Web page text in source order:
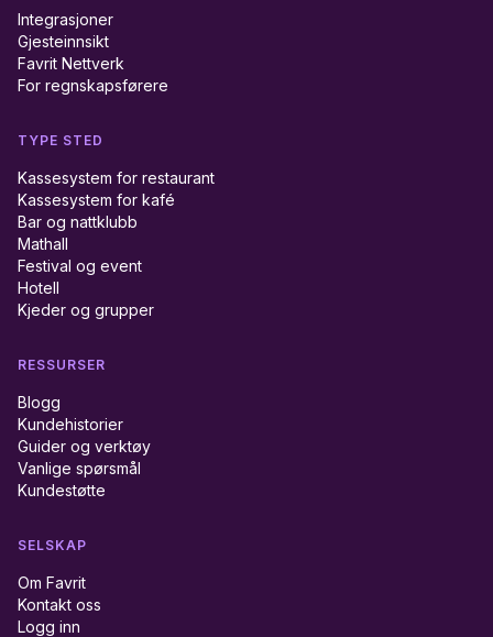
Integrasjoner
Gjesteinnsikt
Favrit Nettverk
For regnskapsførere
TYPE STED
Kassesystem for restaurant
Kassesystem for kafé
Bar og nattklubb
Mathall
Festival og event
Hotell
Kjeder og grupper
RESSURSER
Blogg
Kundehistorier
Guider og verktøy
Vanlige spørsmål
Kundestøtte
SELSKAP
Om Favrit
Kontakt oss
Logg inn